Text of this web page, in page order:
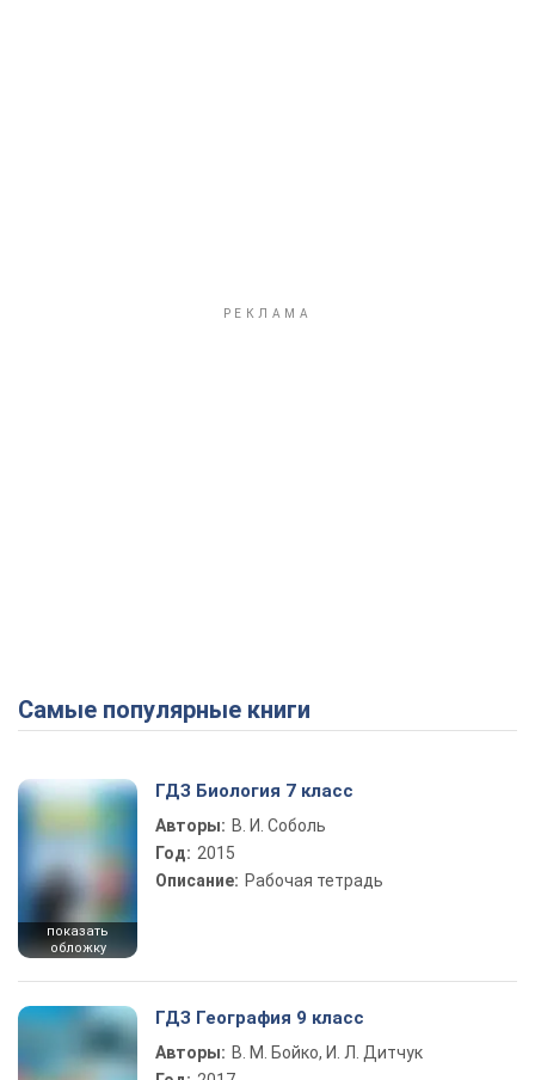
Самые популярные книги
показать
обложку
ГДЗ Биология 7 класс
Авторы: В. И. Соболь
Год: 2015
Описание: Рабочая тетрадь
ГДЗ География 9 класс
Авторы: В. М. Бойко, И. Л. Дитчук